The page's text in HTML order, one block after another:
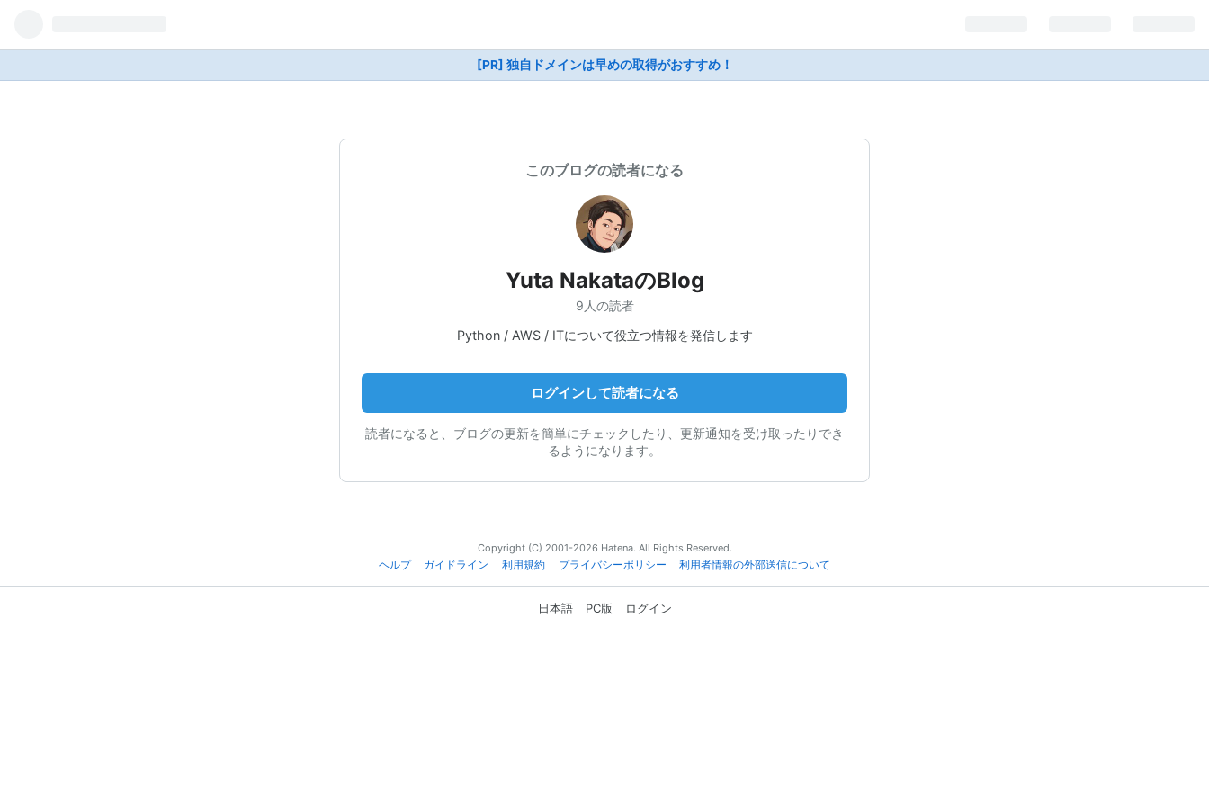
[PR] 独自ドメインは早めの取得がおすすめ！
このブログの読者になる
Yuta NakataのBlog
9人の読者
Python / AWS / ITについて役立つ情報を発信します
ログインして読者になる
読者になると、ブログの更新を簡単にチェックしたり、更新通知を受け取ったりでき
るようになります。
Copyright (C) 2001-2026 Hatena. All Rights Reserved.
ヘルプ
ガイドライン 利用規約 プライバシーポリシー 利用者情報の外部送信について
日本語 PC版 ログイン